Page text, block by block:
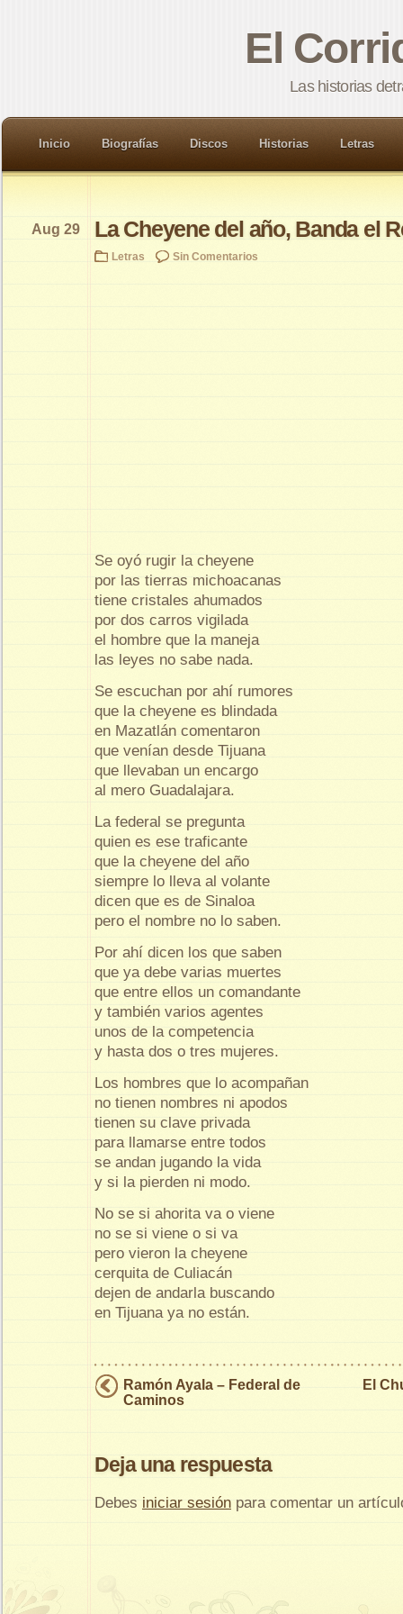
El
Las historias
Inicio Biografías Discos Historias Letras
La Cheyene del año, Banda el
Aug 29
Letras Sin Comentarios
Se oyó rugir la cheyene
por las tierras michoacanas
tiene cristales ahumados
por dos carros vigilada
el hombre que la maneja
las leyes no sabe nada.
Se escuchan por ahí rumores
que la cheyene es blindada
en Mazatlán comentaron
que venían desde Tijuana
que llevaban un encargo
al mero Guadalajara.
La federal se pregunta
quien es ese traficante
que la cheyene del año
siempre lo lleva al volante
dicen que es de Sinaloa
pero el nombre no lo saben.
Por ahí dicen los que saben
que ya debe varias muertes
que entre ellos un comandante
y también varios agentes
unos de la competencia
y hasta dos o tres mujeres.
Los hombres que lo acompañan
no tienen nombres ni apodos
tienen su clave privada
para llamarse entre todos
se andan jugando la vida
y si la pierden ni modo.
No se si ahorita va o viene
no se si viene o si va
pero vieron la cheyene
cerquita de Culiacán
dejen de andarla buscando
en Tijuana ya no están.
Ramón Ayala – Federal de
Caminos
El
Deja una respuesta
Debes iniciar sesión para comentar un